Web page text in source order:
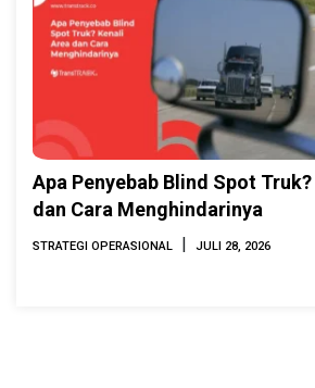
Apa Penyebab Blind Spot
dan Cara Menghindarinya
STRATEGI OPERASIONAL | JULI 28, 2026